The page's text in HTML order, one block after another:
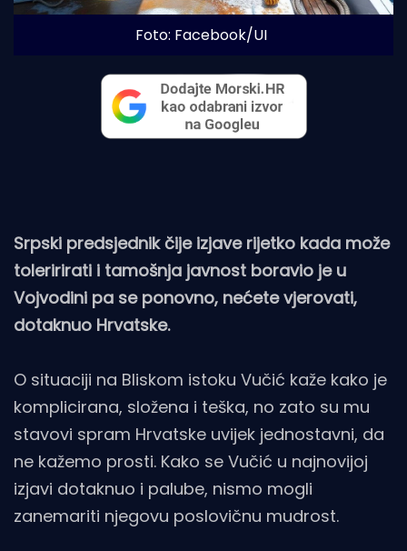
Foto: Facebook/UI
Srpski predsjednik čije izjave rijetko kada može
toleririrati i tamošnja javnost boravio je u
Vojvodini pa se ponovno, nećete vjerovati,
dotaknuo Hrvatske.
O situaciji na Bliskom istoku Vučić kaže kako je
komplicirana, složena i teška, no zato su mu
stavovi spram Hrvatske uvijek jednostavni, da
ne kažemo prosti. Kako se Vučić u najnovijoj
izjavi dotaknuo i palube, nismo mogli
zanemariti njegovu poslovičnu mudrost.